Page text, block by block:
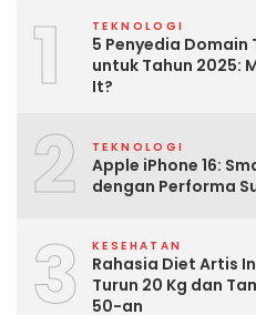
1 TEKNOLOGI
5 Penyedia
untuk Tahun 2025:
It?
2 TEKNOLOGI
Apple iPhone 16:
dengan Performa
3 KESEHATAN
Rahasia Diet Artis
Turun 20 Kg dan
50-an